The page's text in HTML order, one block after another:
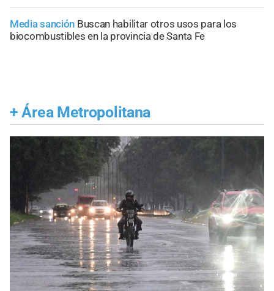
Media sanción Buscan habilitar otros usos para los
biocombustibles en la provincia de Santa Fe
+ Área Metropolitana